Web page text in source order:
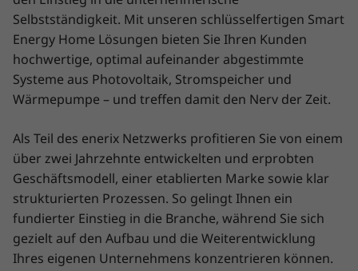
Selbstständigkeit. Mit unseren schlüsselfertigen Smart
Energy Home Lösungen bieten Sie Ihren Kunden
hochwertige, optimal aufeinander abgestimmte
Systeme aus Photovoltaik, Stromspeicher und
Wärmepumpe – und treffen damit den Nerv der Zeit.
Als Teil des enerix Netzwerks profitieren Sie von einem
über zwei Jahrzehnte entwickelten und erprobten
Geschäftsmodell, einer etablierten Marke sowie klar
strukturierten Prozessen. So gelingt Ihnen ein
fundierter Einstieg in die Branche, während Sie sich
gezielt auf den Aufbau und die Weiterentwicklung
Ihres eigenen Unternehmens konzentrieren können.